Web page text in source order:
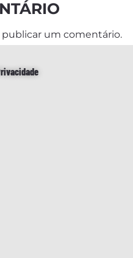
publicar um comentário.